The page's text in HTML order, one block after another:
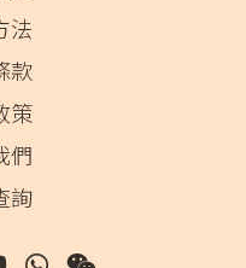
法
款
策
們
詢